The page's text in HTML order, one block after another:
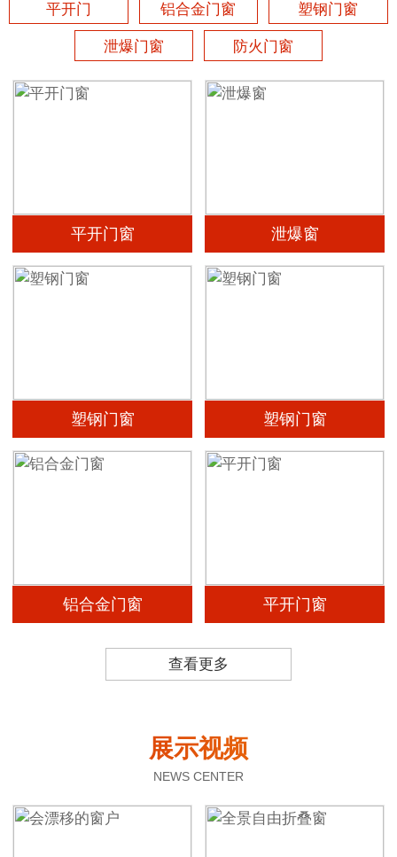
平开门 铝合金门窗 塑钢门窗
泄爆门窗 防火门窗
平开门窗 泄爆窗
塑钢门窗 塑钢门窗
铝合金门窗 平开门窗
查看更多
展示视频
NEWS CENTER